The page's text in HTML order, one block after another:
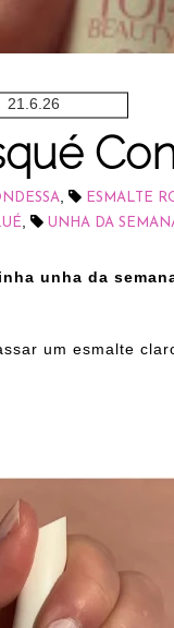
21.6.26
ESMALTE
UNHA DA
unha da
um esmalte